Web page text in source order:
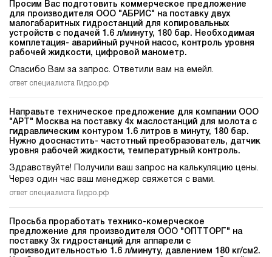
Просим Вас подготовить коммерческое предложение
для производителя ООО "АБРИС" на поставку двух
малогабаритных гидростанций для копировальных
устройств c подачей 1.6 л/минуту, 180 бар. Необходимая
комплетация- аварийный ручной насос, контроль уровня
рабочей жидкости, цифровой манометр.
Спасибо Вам за запрос. Ответили вам на емейл.
ответ специалиста Гидро.рф
Направьте техническое предложение для компании ООО
"АРТ" Москва на поставку 4х маслостанций для молота c
гидравлическим контуром 1.6 литров в минуту, 180 бар.
Нужно дооснастить- частотный преобразователь, датчик
уровня рабочей жидкости, температурный контроль.
Здравствуйте! Получили ваш запрос на калькуляцию цены.
Через один час ваш менеджер свяжется с вами.
ответ специалиста Гидро.рф
Просьба проработать технико-комерческое
предложение для производителя ООО "ОПТТОРГ" на
поставку 3х гидростанций для аппарели c
производительностью 1.6 л/минуту, давлением 180 кг/см2.